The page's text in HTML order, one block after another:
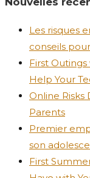
Les risques
conseils
First
Help Your
Online Risks
Parents
Premier
son
First